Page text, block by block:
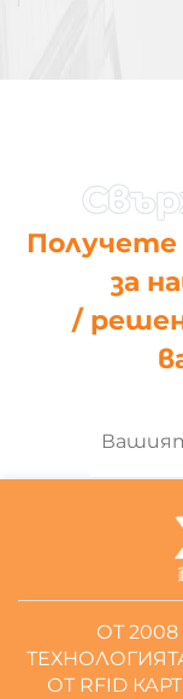
Получете
за
/
ОТ 2008
ОТ RFID